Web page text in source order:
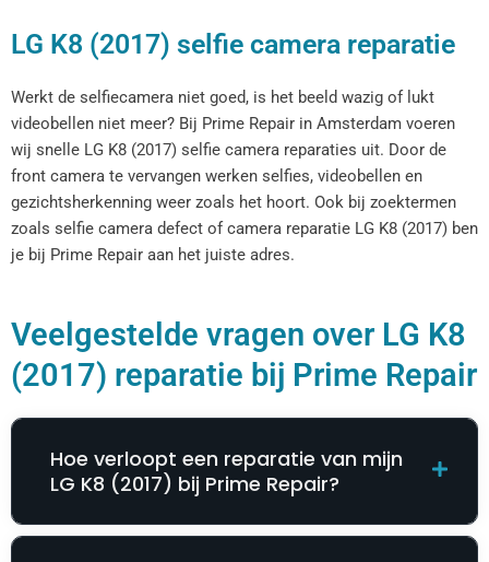
LG K8 (2017) selfie camera reparatie
Werkt de selfiecamera niet goed, is het beeld wazig of lukt
videobellen niet meer? Bij Prime Repair in Amsterdam voeren
wij snelle LG K8 (2017) selfie camera reparaties uit. Door de
front camera te vervangen werken selfies, videobellen en
gezichtsherkenning weer zoals het hoort. Ook bij zoektermen
zoals selfie camera defect of camera reparatie LG K8 (2017) ben
je bij Prime Repair aan het juiste adres.
Veelgestelde vragen over LG K8
(2017) reparatie bij Prime Repair
Hoe verloopt een reparatie van mijn
LG K8 (2017) bij Prime Repair?